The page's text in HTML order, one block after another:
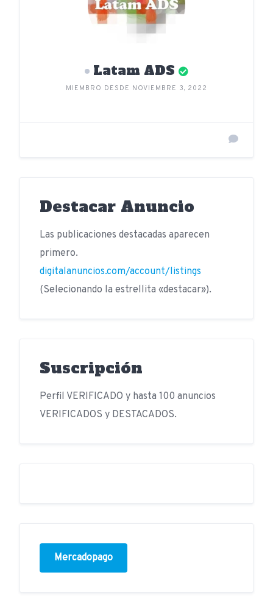
Latam ADS
MIEMBRO DESDE NOVIEMBRE 3, 2022
Destacar Anuncio
Las publicaciones destacadas aparecen
primero.
digitalanuncios.com/account/listings
(Selecionando la estrellita «destacar»).
Suscripción
Perfil VERIFICADO y hasta 100 anuncios
VERIFICADOS y DESTACADOS.
Mercadopago